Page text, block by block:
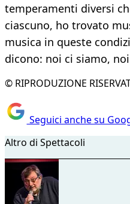
temperamenti diversi
ciascuno, ho trovato
musica in queste
dicono: noi ci siamo,
© RIPRODUZIONE
Seguici anche su
Altro di Spettacoli